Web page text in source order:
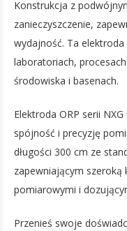
Konstrukcja z
zanieczyszczenie,
wydajność. Ta
laboratoriach,
środowiska i basenach.
Elektroda ORP serii
spójność i precyzję
długości 300 cm ze
zapewniającym
pomiarowymi i
Przenieś swoje